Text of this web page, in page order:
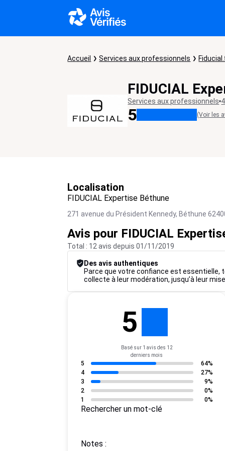
Accueil Services aux professionnels
FIDUCIAL
Services aux professionnels
5 (Voir les
Localisation
FIDUCIAL Expertise Béthune
271 avenue du Président Kennedy, Béthune
Avis pour FIDUCIAL
Total : 12 avis depuis 01/11/2019
Des avis authentiques
Parce que votre confiance est essentielle,
collecte à leur modération, jusqu’à leur
5
Basé sur 1 avis des 12
derniers mois
5
64%
4
27%
3
9%
2
0%
1
0%
Rechercher un mot-clé
Notes :